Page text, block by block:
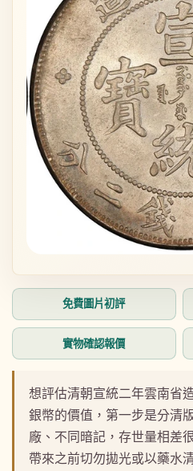
互
動
窗
多
媒
體
檔
案
1
免費圖片初評
實物確認報價
想評估清朝宣統二年雲南省
銀幣的價值，第一步是分清
廠、不同暗記，存世量相差
帶來之前切勿拋光或以藥水